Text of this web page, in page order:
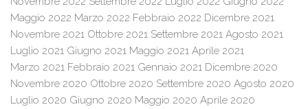
Maggio 2022 Marzo 2022 Febbraio 2022 Dicembre 2021
Novembre 2021 Ottobre 2021 Settembre 2021 Agosto 2021
Luglio 2021 Giugno 2021 Maggio 2021 Aprile 2021
Marzo 2021 Febbraio 2021 Gennaio 2021 Dicembre 2020
Novembre 2020 Ottobre 2020 Settembre 2020 Agosto 2020
Luglio 2020 Giugno 2020 Maggio 2020 Aprile 2020